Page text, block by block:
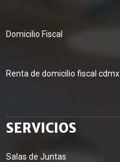
Domicilio Fiscal
Renta de domicilio fiscal cdmx
SERVICIOS
Salas de Juntas